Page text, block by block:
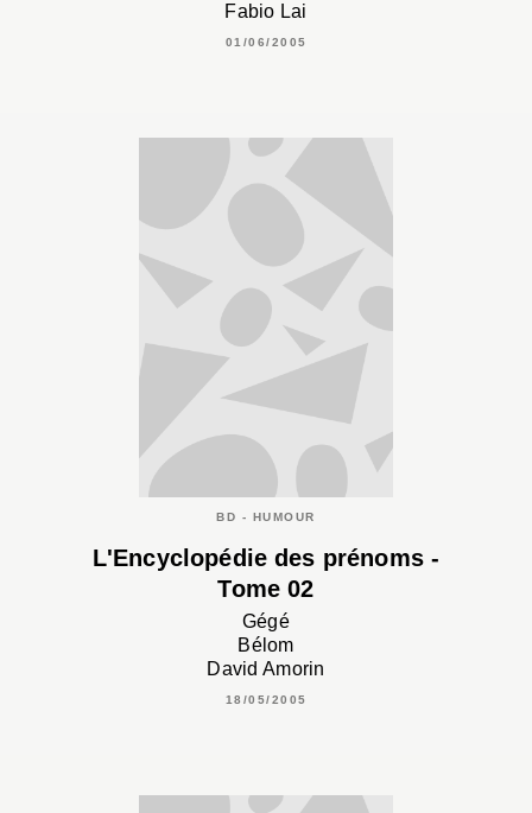
Fabio Lai
01/06/2005
BD - HUMOUR
L'Encyclopédie des prénoms -
Tome 02
Gégé
Bélom
David Amorin
18/05/2005